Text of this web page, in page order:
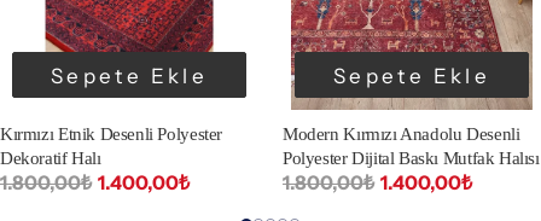
Sepete Ekle
Kırmızı Etnik Desenli Polyester
Dekoratif Halı
1.800,00₺ 1.400,00₺
Sepete Ekle
Modern Kırmızı Anadolu Desenli
Polyester Dijital Baskı Mutfak Halısı
1.800,00₺ 1.400,00₺